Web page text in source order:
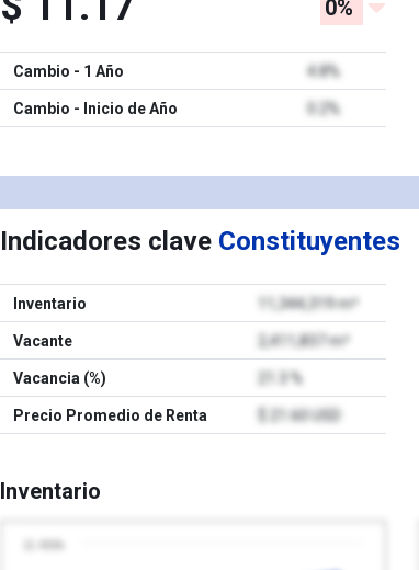
0%
Cambio - 1 Año 4.8%
Cambio - Inicio de Año 0.2%
Indicadores clave Constituyentes
Inventario 11,344,319 m²
Vacante 2,411,837 m²
Vacancia (%) 21.3 %
Precio Promedio de Renta $ 21.60 USD
Inventario